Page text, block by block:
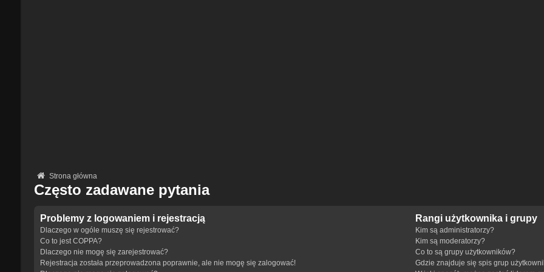
Strona główna
Często zadawane pytania
Problemy z logowaniem i rejestracją
Dlaczego w ogóle muszę się rejestrować?
Co to jest COPPA?
Dlaczego nie mogę się zarejestrować?
Rejestracja została przeprowadzona poprawnie, ale nie mogę się zalogować!
Rangi użytkownika i grupy
Kim są administratorzy?
Kim są moderatorzy?
Co to są grupy użytkowników?
Gdzie znajduje się spis grup